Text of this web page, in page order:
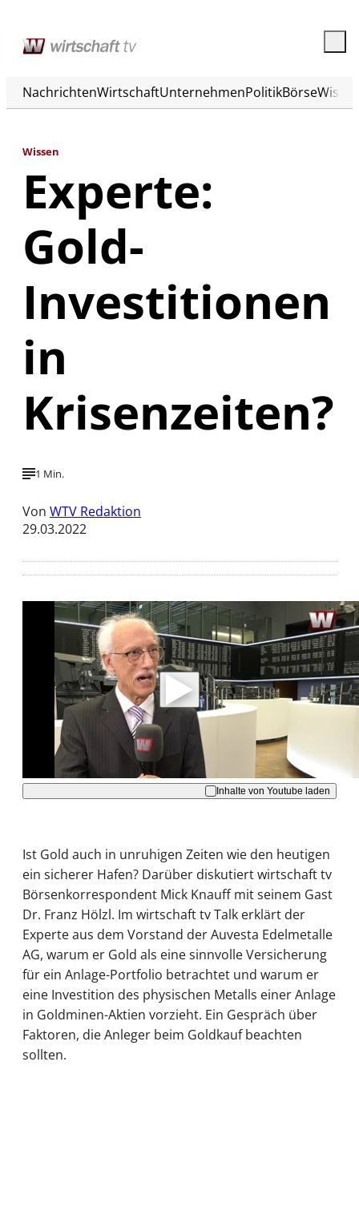
NachrichtenWirtschaftUnternehmenPolitikBörse
Wissen
Experte:
Gold-
Investitionen
in
Krisenzeiten?
1 Min.
Von WTV Redaktion
29.03.2022
Mit der Wiedergabe dieses Videos werden
Daten an Youtube übertragen.
Hinweise dazu erhalten Sie in der Datenschutzerklärung.
Akzeptieren
Inhalte von Youtube laden
Ist Gold auch in unruhigen Zeiten wie den heutigen
ein sicherer Hafen? Darüber diskutiert wirtschaft tv
Börsenkorrespondent Mick Knauff mit seinem Gast
Dr. Franz Hölzl. Im wirtschaft tv Talk erklärt der
Experte aus dem Vorstand der Auvesta Edelmetalle
AG, warum er Gold als eine sinnvolle Versicherung
für ein Anlage-Portfolio betrachtet und warum er
eine Investition des physischen Metalls einer Anlage
in Goldminen-Aktien vorzieht. Ein Gespräch über
Faktoren, die Anleger beim Goldkauf beachten
sollten.